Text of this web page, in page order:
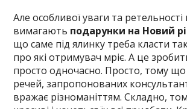
Але особливої уваги та
вимагають подарунки на Новий
що саме під ялинку треба класти
про які отримувач мріє. А це
просто одночасно. Просто, тому що
речей, запропонованих
вражає різноманіттям. Складно,